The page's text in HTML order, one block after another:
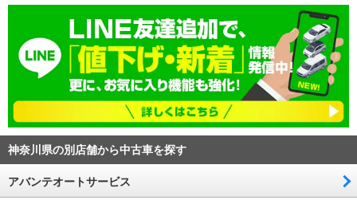
神奈川県の別店舗から中古車を探す
アバンテオートサービス